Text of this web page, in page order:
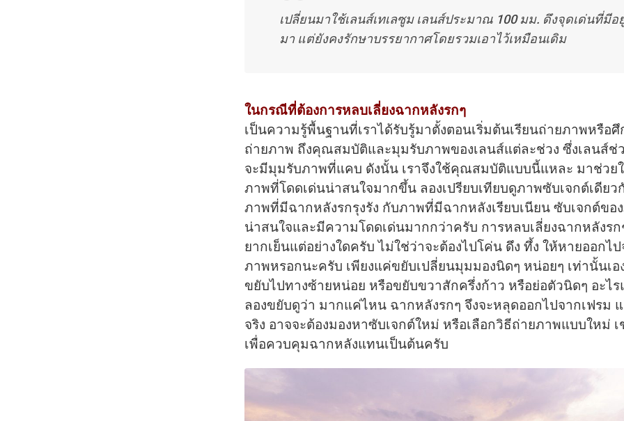
เปลี่ยนมาใช้เลนส์เทเลซูม เลนส์ประมาณ 100 มม. ดึงจุดเด่นที่มีอ
มา แต่ยังคงรักษาบรรยากาศโดยรวมเอาไว้เหมือนเดิม
ในกรณีที่ต้องการหลบเลี่ยงฉากหลังรกๆ
เป็นความรู้พื้นฐานที่เราได้รับรู้มาตั้งตอนเริ่มต้นเรียนถ่ายภาพหรือศึ
ถ่ายภาพ ถึงคุณสมบัติและมุมรับภาพของเลนส์แต่ละช่วง ซึ่งเลนส์ช่ว
จะมีมุมรับภาพที่แคบ ดังนั้น เราจึงใช้คุณสมบัติแบบนี้แหละ มาช่วยใ
ภาพที่โดดเด่นน่าสนใจมากขึ้น ลองเปรียบเทียบดูภาพซับเจกต์เดียว
ภาพที่มีฉากหลังรกรุงรัง กับภาพที่มีฉากหลังเรียบเนียน ซับเจกต์ขอ
น่าสนใจและมีความโดดเด่นมากกว่าครับ การหลบเลี่ยงฉากหลังรก
ยากเย็นแต่อย่างใดครับ ไม่ใช่ว่าจะต้องไปโค่น ดึง ทึ้ง ให้หายออกไ
ภาพหรอกนะครับ เพียงแค่ขยับเปลี่ยนมุมมองนิดๆ หน่อยๆ เท่านั้นเอ
ขยับไปทางซ้ายหน่อย หรือขยับขวาสักครึ่งก้าว หรือย่อตัวนิดๆ อะไ
ลองขยับดูว่า มากแค่ไหน ฉากหลังรกๆ จึงจะหลุดออกไปจากเฟรม
จริง อาจจะต้องมองหาซับเจกต์ใหม่ หรือเลือกวิธีถ่ายภาพแบบใหม่
เพื่อควบคุมฉากหลังแทนเป็นต้นครับ